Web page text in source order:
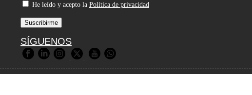
He leído y acepto la Política de privacidad
SÍGUENOS